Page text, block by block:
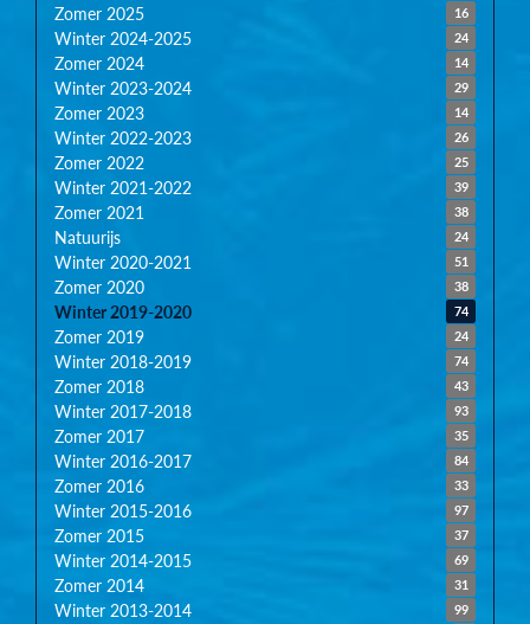
16
Zomer 2025
24
Winter 2024-2025
14
Zomer 2024
29
Winter 2023-2024
14
Zomer 2023
26
Winter 2022-2023
25
Zomer 2022
39
Winter 2021-2022
38
Zomer 2021
24
Natuurijs
51
Winter 2020-2021
38
Zomer 2020
74
Winter 2019-2020
24
Zomer 2019
74
Winter 2018-2019
43
Zomer 2018
93
Winter 2017-2018
35
Zomer 2017
84
Winter 2016-2017
33
Zomer 2016
97
Winter 2015-2016
37
Zomer 2015
69
Winter 2014-2015
31
Zomer 2014
99
Winter 2013-2014